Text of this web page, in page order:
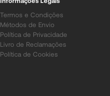
Termos e Condições
Métodos de Envio
Política de Privacidade
Livro de Reclamações
Política de Cookies